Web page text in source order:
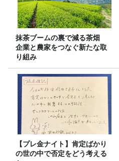
抹茶ブームの裏で減る茶畑
企業と農家をつなぐ新たな取
り組み
【プレ金ナイト】肯定ばかり
の世の中で否定をどう考える